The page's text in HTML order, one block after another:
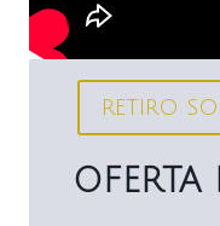
RETIRO